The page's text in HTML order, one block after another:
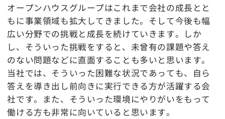
オープンハウスグループはこれまで会社の成長とと
もに事業領域も拡大してきました。そして今後も幅
広い分野での挑戦と成長を続けていきます。しか
し、そういった挑戦をすると、未曾有の課題や答え
のない問題などに直面することも多いと思います。
当社では、そういった困難な状況であっても、自ら
答えを導き出し前向きに実行できる方が活躍する会
社です。また、そういった環境にやりがいをもって
働ける方も非常に向いていると思います。